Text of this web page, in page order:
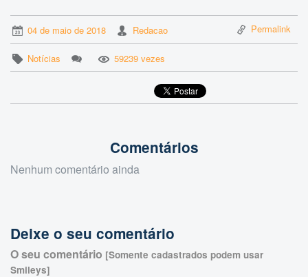
04 de maio de 2018 Redacao Permalink
Notícias 59239 vezes
Comentários
Nenhum comentário ainda
Deixe o seu comentário
O seu comentário [Somente cadastrados podem usar
Smileys]